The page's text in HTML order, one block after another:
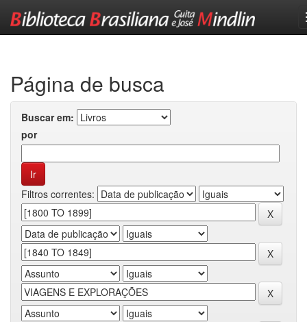
Página de busca
Buscar em:
por
Filtros correntes: